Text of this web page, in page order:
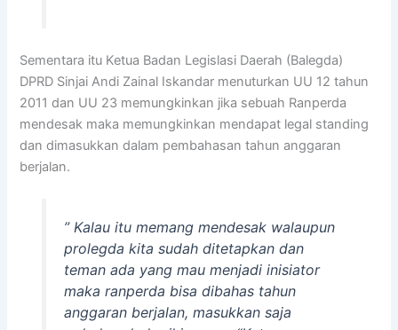
Sementara itu Ketua Badan Legislasi Daerah (Balegda)
DPRD Sinjai Andi Zainal Iskandar menuturkan UU 12 tahun
2011 dan UU 23 memungkinkan jika sebuah Ranperda
mendesak maka memungkinkan mendapat legal standing
dan dimasukkan dalam pembahasan tahun anggaran
berjalan.
” Kalau itu memang mendesak walaupun
prolegda kita sudah ditetapkan dan
teman ada yang mau menjadi inisiator
maka ranperda bisa dibahas tahun
anggaran berjalan, masukkan saja